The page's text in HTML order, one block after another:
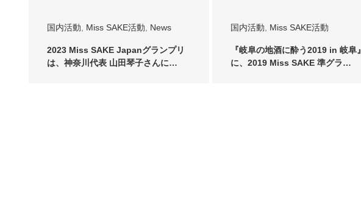
国内活動 Miss SAKE活動 News
2023 Miss SAKE Japanグランプリ
は、神奈川代表 山田琴子さんに…
国内活動 Miss SAKE活動
『岐阜の地酒に酔う2019 in 岐阜』
に、2019 Miss SAKE 準グラ…